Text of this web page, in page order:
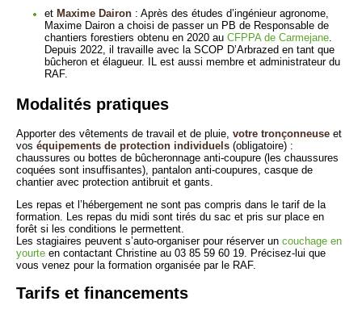
et Maxime Dairon: Après des études d’ingénieur agronome,
Maxime Dairon a choisi de passer un PB de Responsable de
chantiers forestiers obtenu en 2020 au CFPPA de Carmejane.
Depuis 2022, il travaille avec la SCOP D’Arbrazed en tant que
bûcheron et élagueur. IL est aussi membre et administrateur du
RAF.
Modalités pratiques
Apporter des vêtements de travail et de pluie, votre tronçonneuse et
vos équipements de protection individuels (obligatoire) :
chaussures ou bottes de bûcheronnage anti-coupure (les chaussures
coquées sont insuffisantes), pantalon anti-coupures, casque de
chantier avec protection antibruit et gants.
Les repas et l’hébergement ne sont pas compris dans le tarif de la
formation. Les repas du midi sont tirés du sac et pris sur place en
forêt si les conditions le permettent.
Les stagiaires peuvent s’auto-organiser pour réserver un couchage en
yourte en contactant Christine au 03 85 59 60 19. Précisez-lui que
vous venez pour la formation organisée par le RAF.
Tarifs et financements